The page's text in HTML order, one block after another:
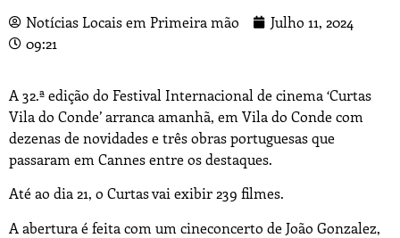
Notícias Locais em Primeira mão
Julho 11, 2024
09:21
A 32.ª edição do Festival Internacional de cinema ‘Curtas
Vila do Conde’ arranca amanhã, em Vila do Conde com
dezenas de novidades e três obras portuguesas que
passaram em Cannes entre os destaques.
Até ao dia 21, o Curtas vai exibir 239 filmes.
A abertura é feita com um cineconcerto de João Gonzalez,